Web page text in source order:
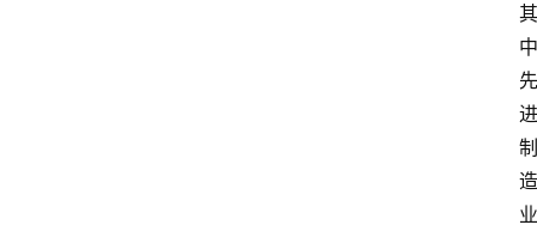
其
中
先
进
制
造
业